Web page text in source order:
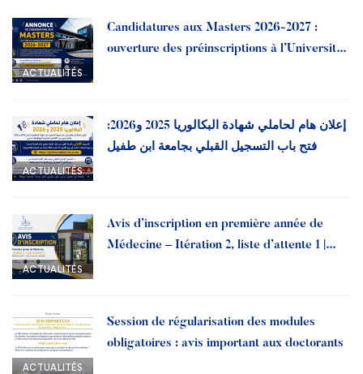
ACTUALITÉS
Candidatures aux Masters 2026-2027 :
ouverture des préinscriptions à l’Université
ACTUALITÉS
إعلان هام لحاملي شهادة البكالوريا 2025 و2026:
فتح باب التسجيل القبلي بجامعة ابن طفيل
ACTUALITÉS
Avis d’inscription en première année de
Médecine – Itération 2, liste d’attente 1 |
ACTUALITÉS
Session de régularisation des modules
obligatoires : avis important aux doctorants